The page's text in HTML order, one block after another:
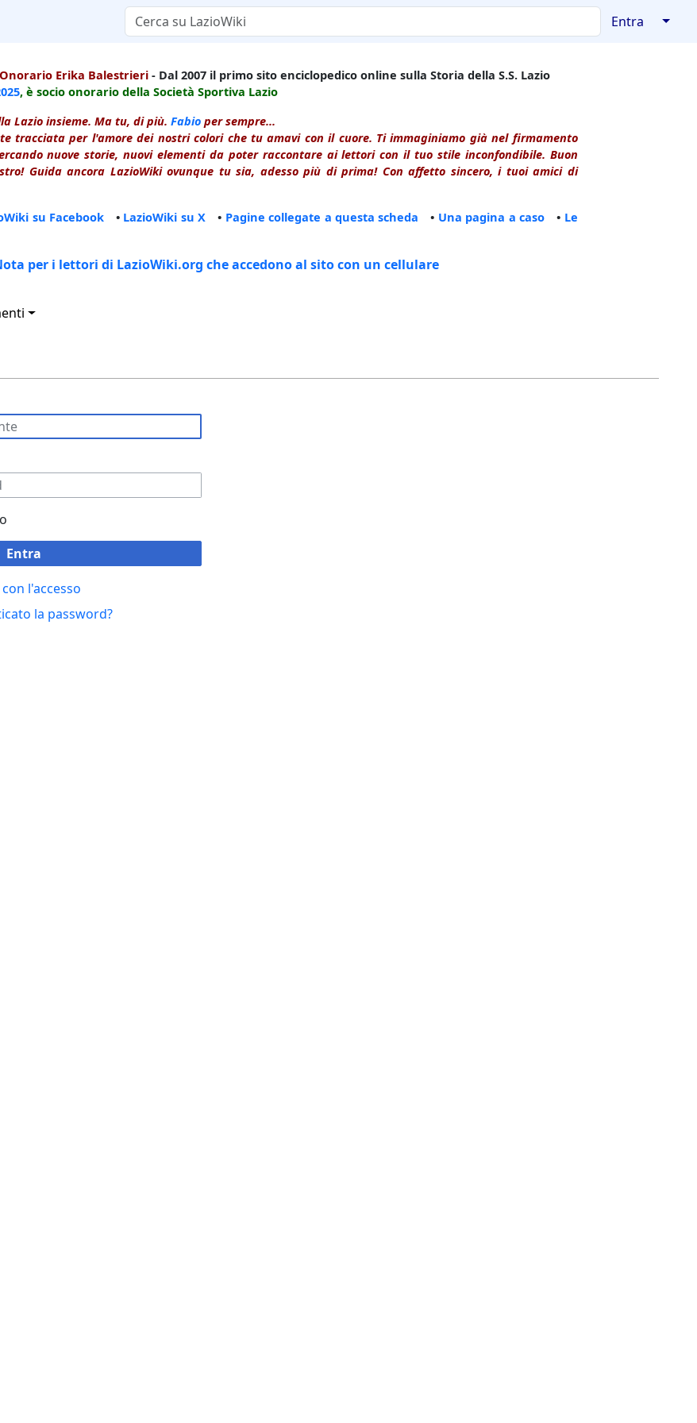
Entra ↓
Erika Balestrieri - Dal 2007 il primo sito enciclopedico online sulla Storia della S.S. Lazio
, è socio onorario della Società Sportiva Lazio
Lazio insieme. Ma tu, di più. Fabio per sempre...
tracciata per l'amore dei nostri colori che tu amavi con il cuore. Ti immaginiamo già nel firmamento
nuove storie, nuovi elementi da poter raccontare ai lettori con il tuo stile inconfondibile. Buon
Guida ancora LazioWiki ovunque tu sia, adesso più di prima! Con affetto sincero, i tuoi amici di
su Facebook • LazioWiki su X • Pagine collegate a questa scheda • Una pagina a caso • Le
per i lettori di LazioWiki.org che accedono al sito con un cellulare
Entra
l'accesso
la password?